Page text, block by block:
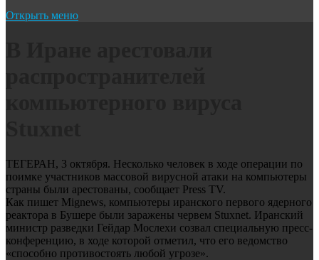
Открыть меню
ТЕГЕРАН, 3 октября. Несколько человек в ходе операции по
поимке участников массовой вирусной атаки на компьютеры
страны были арестованы, сообщает Press TV.
Как пишет Mignews, компьютеры иранского первого ядерного
реактора в Бушере были заражены червем Stuxnet. Иранский
министр разведки Гейдар Мослехи созвал специальную пресс-
конференцию, в ходе которой отметил, что его ведомство
«способно противостоять любой угрозе».